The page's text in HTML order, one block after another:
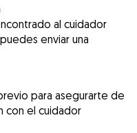
al cuidador
enviar una
para asegurarte de
con el cuidador